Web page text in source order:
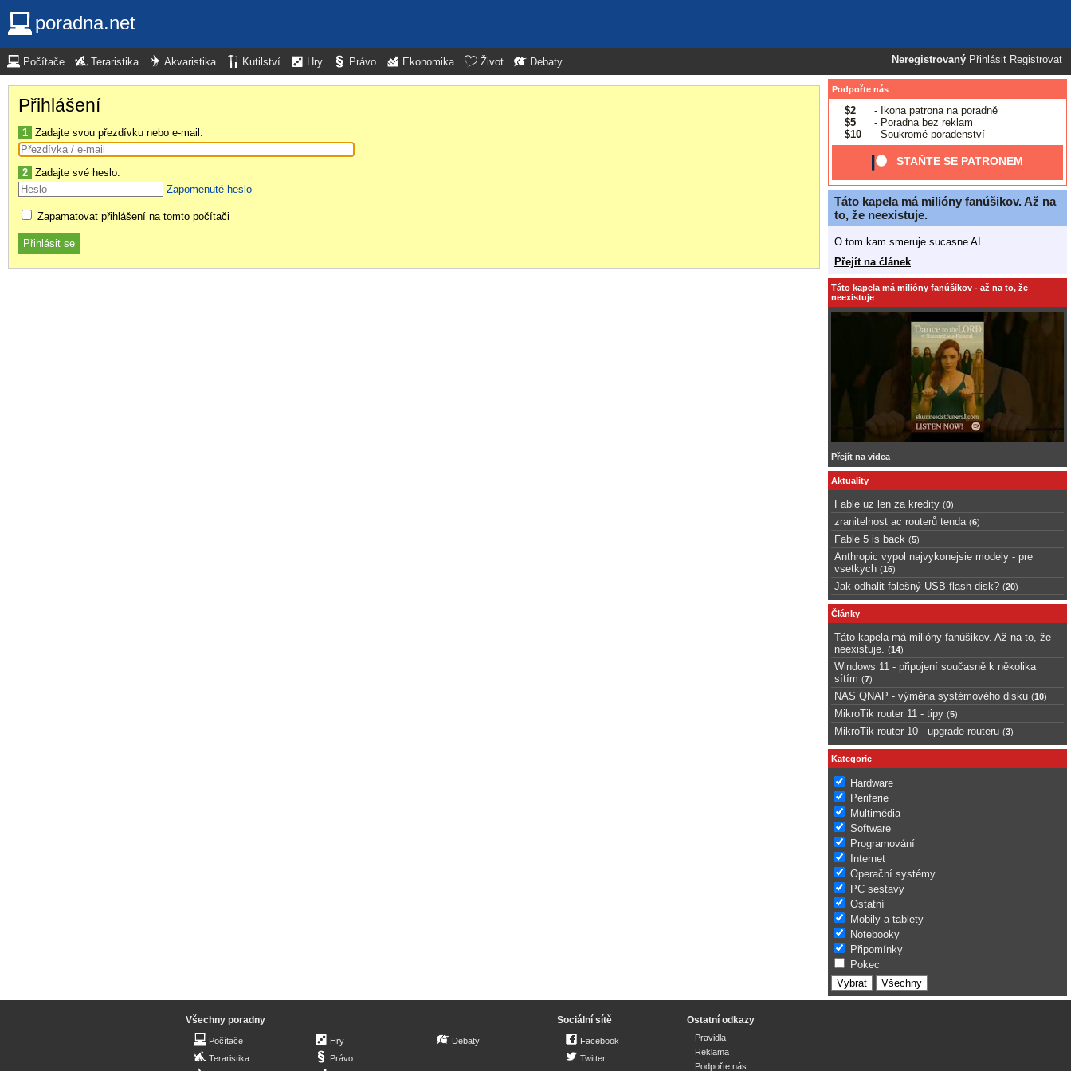
poradna.net
Neregistrovaný Přihlásit Registrovat
Počítače Teraristika Akvaristika Kutilství Hry Právo Ekonomika Život Debaty
Přihlášení
1 Zadajte svou přezdívku nebo e-mail:
2 Zadajte své heslo:
Zapomenuté heslo
Zapamatovat přihlášení na tomto počítači
Podpořte nás
$2
- Ikona patrona na poradně
$5
- Poradna bez reklam
$10
- Soukromé poradenství
STAŇTE SE PATRONEM
Táto kapela má milióny fanúšikov. Až na
to, že neexistuje.
O tom kam smeruje sucasne AI.
Přejít na článek
Táto kapela má milióny fanúšikov - až na to, že
neexistuje
Přejít na videa
Aktuality
Fable uz len za kredity (0)
zranitelnost ac routerů tenda (6)
Fable 5 is back (5)
Anthropic vypol najvykonejsie modely - pre
vsetkych (16)
Jak odhalit falešný USB flash disk? (20)
Články
Táto kapela má milióny fanúšikov. Až na to, že
neexistuje.
(14)
Windows 11 - připojení současně k několika
sítím (7)
NAS QNAP - výměna systémového disku (10)
MikroTik router 11 - tipy (5)
MikroTik router 10 - upgrade routeru (3)
Kategorie
Hardware
Periferie
Multimédia
Software
Programování
Internet
Operační systémy
PC sestavy
Ostatní
Mobily a tablety
Notebooky
Připomínky
Pokec
Všechny poradny
Počítače
Teraristika
Hry
Právo
Debaty
Sociální sítě
Facebook
Twitter
Ostatní odkazy
Pravidla
Reklama
Podpořte nás